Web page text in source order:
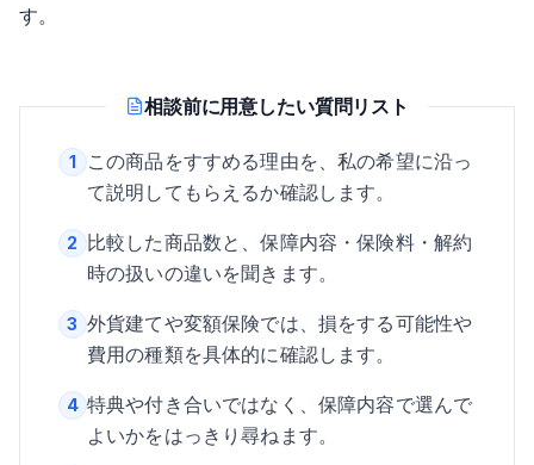
す。
相談前に用意したい質問リスト
1
この商品をすすめる理由を、私の希望に沿っ
て説明してもらえるか確認します。
2
比較した商品数と、保障内容・保険料・解約
時の扱いの違いを聞きます。
3 外貨建てや変額保険では、損をする可能性や
費用の種類を具体的に確認します。
4 特典や付き合いではなく、保障内容で選んで
よいかをはっきり尋ねます。